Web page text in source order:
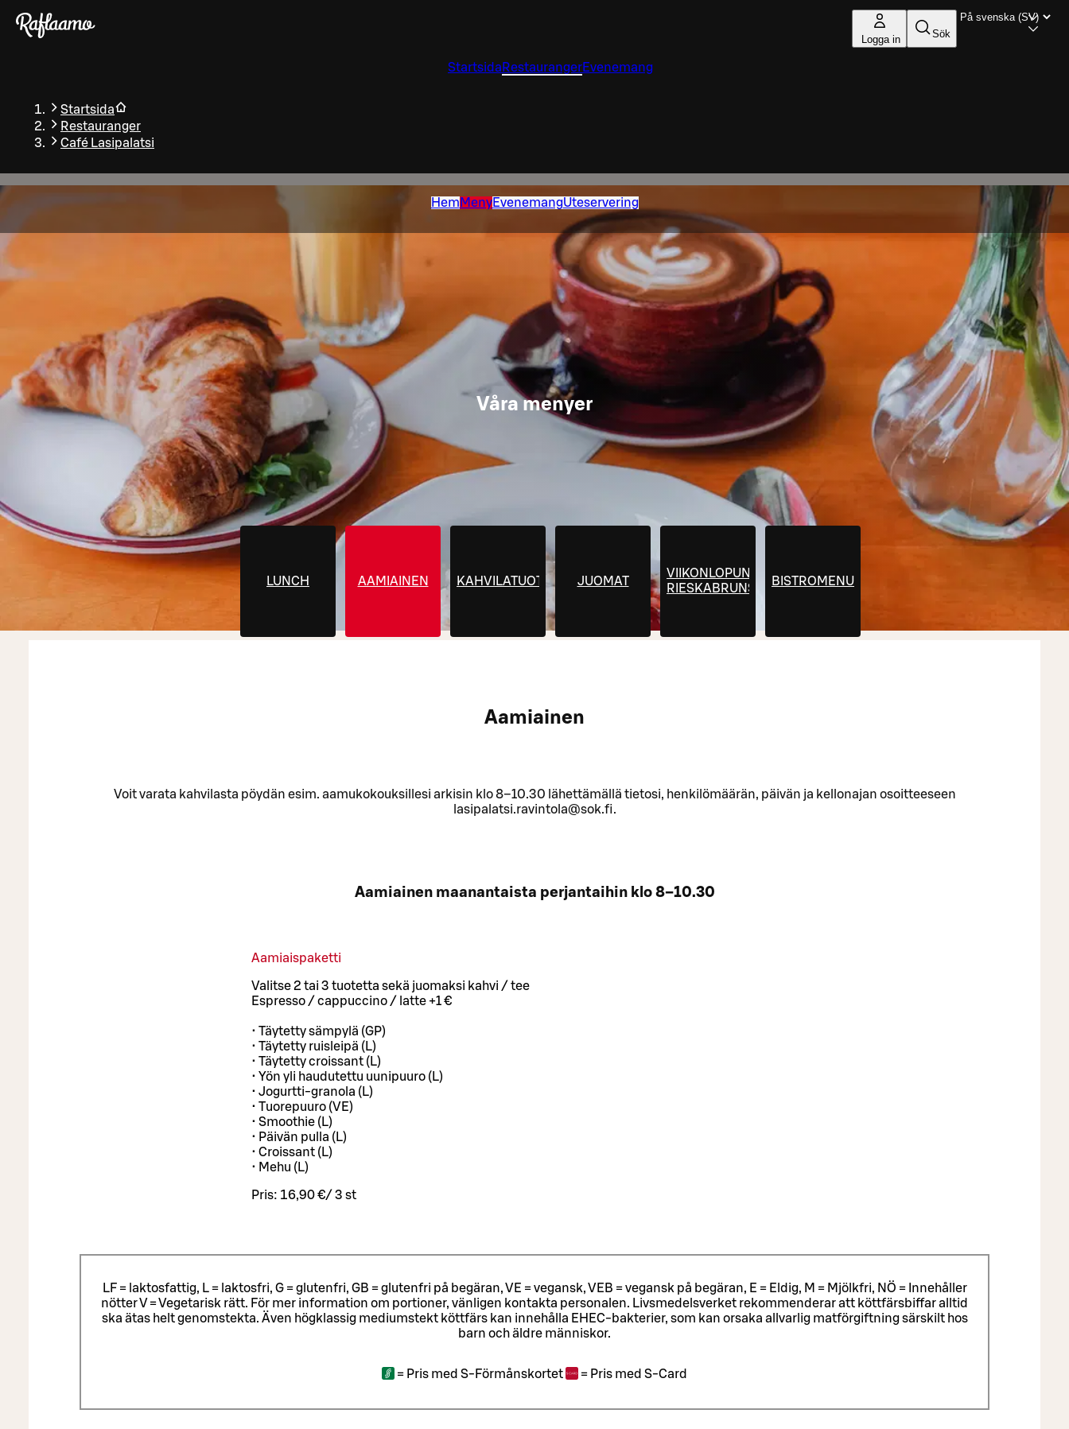
Gå till huvudinnehållet
Logga in Sök
Startsida RestaurangerEvenemang
Startsida
Restauranger
Café Lasipalatsi
Hem MenyEvenemangUteservering
Våra menyer
LUNCH AAMIAINEN KAHVILATUOTTEET JUOMAT
VIIKONLOPUN
RIESKABRUNSSI
BISTROMENU
Aamiainen
Voit varata kahvilasta pöydän esim. aamukokouksillesi arkisin klo 8–10.30 lähettämällä tietosi, henkilömäärän, päivän ja kellonajan osoitteeseen
lasipalatsi.ravintola@sok.fi.
Aamiainen maanantaista perjantaihin klo 8–10.30
Aamiaispaketti
Valitse 2 tai 3 tuotetta sekä juomaksi kahvi / tee
Espresso / cappuccino / latte +1 €
• Täytetty sämpylä (GP)
• Täytetty ruisleipä (L)
• Täytetty croissant (L)
• Yön yli haudutettu uunipuuro (L)
• Jogurtti-granola (L)
• Tuorepuuro (VE)
• Smoothie (L)
• Päivän pulla (L)
• Croissant (L)
• Mehu (L)
Pris: 16,90 €/ 3 st
LF = laktosfattig, L = laktosfri, G = glutenfri, GB = glutenfri på begäran, VE = vegansk, VEB = vegansk på begäran, E = Eldig, M = Mjölkfri, NÖ = Innehåller
nötter V = Vegetarisk rätt. För mer information om portioner, vänligen kontakta personalen. Livsmedelsverket rekommenderar att köttfärsbiffar alltid
ska ätas helt genomstekta. Även högklassig mediumstekt köttfärs kan innehålla EHEC-bakterier, som kan orsaka allvarlig matförgiftning särskilt hos
barn och äldre människor.
= Pris med S-Förmånskortet = Pris med S-Card